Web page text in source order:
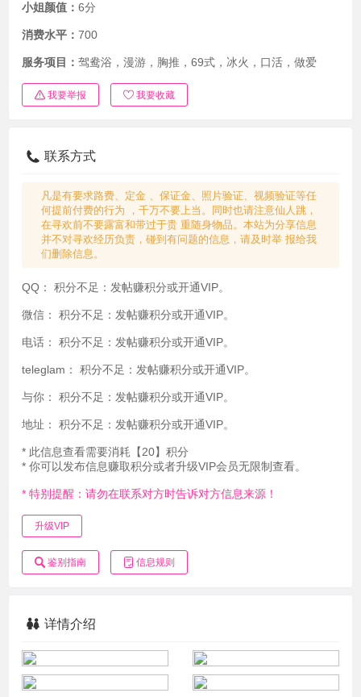
小姐颜值： 6分
消费水平： 700
服务项目： 驾鸯浴，漫游，胸推，69式，冰火，口活，做爱
我要举报 我要收藏
联系方式
凡是有要求路费、定金 、保证金、照片验证、视频验证等任
何提前付费的行为 ，千万不要上当。同时也请注意仙人跳，
在寻欢前不要露富和带过于贵 重随身物品。本站为分享信息
并不对寻欢经历负责，碰到有问题的信息，请及时举 报给我
们删除信息。
QQ： 积分不足：发帖赚积分或开通VIP。
微信： 积分不足：发帖赚积分或开通VIP。
电话： 积分不足：发帖赚积分或开通VIP。
teleglam： 积分不足：发帖赚积分或开通VIP。
与你： 积分不足：发帖赚积分或开通VIP。
地址： 积分不足：发帖赚积分或开通VIP。
* 此信息查看需要消耗【20】积分
* 你可以发布信息赚取积分或者升级VIP会员无限制查看。
* 特别提醒：请勿在联系对方时告诉对方信息来源！
升级VIP
鉴别指南 信息规则
详情介绍